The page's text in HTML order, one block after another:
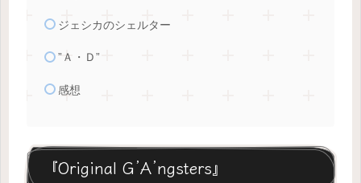
ジェシカのシェルター
”Ａ・Ｄ”
感想
『Original G’A’ngsters』